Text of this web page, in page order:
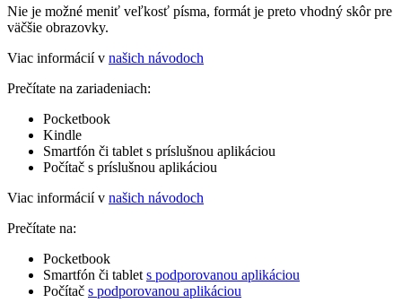
Nie je možné meniť veľkosť písma, formát je preto vhodný skôr pre
väčšie obrazovky.
Viac informácií v našich návodoch
Prečítate na zariadeniach:
Pocketbook
Kindle
Smartfón či tablet s príslušnou aplikáciou
Počítač s príslušnou aplikáciou
Viac informácií v našich návodoch
Prečítate na:
Pocketbook
Smartfón či tablet s podporovanou aplikáciou
Počítač s podporovanou aplikáciou